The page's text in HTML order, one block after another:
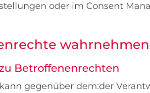
oder im Consent
wahrnehmen
Betroffenenrechten
gegenüber dem:der